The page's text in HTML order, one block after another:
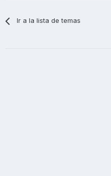
Ir a la lista de temas